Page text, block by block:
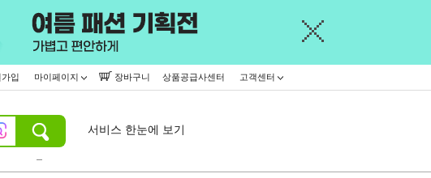
가입 마이페이지 장바구니 상품공급사센터 고객센터
서비스 한눈에 보기